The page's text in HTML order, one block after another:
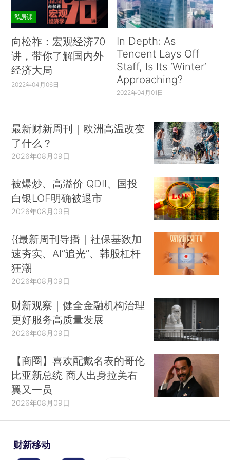
私房课
向松祚：宏观经济70
讲，带你了解国内外
经济大局
2022年04月06日
In Depth: As
Tencent Lays Off
Staff, Is Its ‘Winter’
Approaching?
2022年04月01日
最新财新周刊｜欧洲高温改变
了什么？
2026年08月09日
被爆炒、高溢价 QDII、国投
白银LOF明确被退市
2026年08月09日
{{最新周刊导播｜社保基数加
速夯实、AI“追光”、韩股杠杆
狂潮
2026年08月09日
财新观察｜健全金融机构治理
更好服务高质量发展
2026年08月09日
【商圈】喜欢配戴名表的哥伦
比亚新总统 商人出身拉美右
翼又一员
2026年08月09日
财新移动